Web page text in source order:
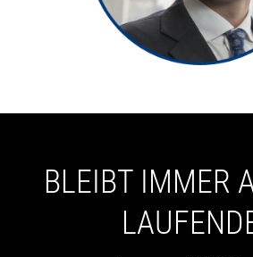
BLEIBT IMMER